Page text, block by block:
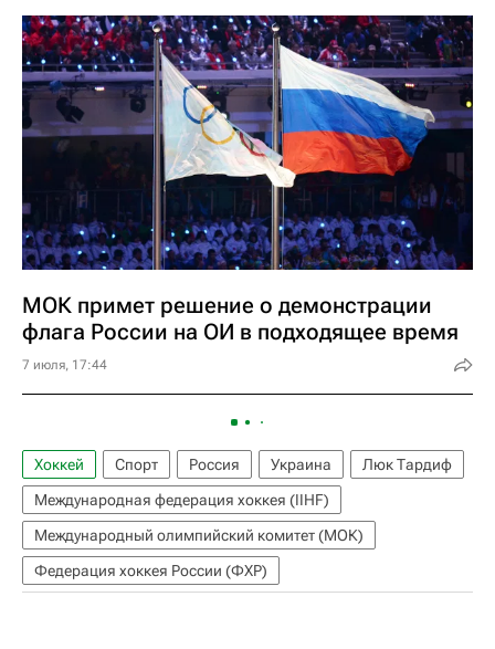
МОК примет решение о демонстрации
флага России на ОИ в подходящее время
7 июля, 17:44
Хоккей Спорт Россия Украина
Люк Тардиф
Международная федерация хоккея (IIHF)
Международный олимпийский комитет (МОК)
Федерация хоккея России (ФХР)